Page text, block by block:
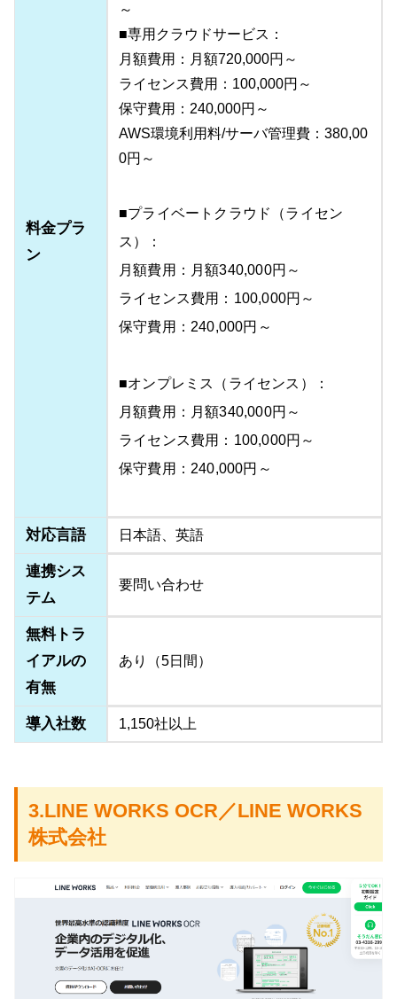
料金プラ
ン
～
■専用クラウドサービス：
月額費用：月額720,000円～
ライセンス費用：100,000円～
保守費用：240,000円～
AWS環境利用料/サーバ管理費：380,00
0円～
■プライベートクラウド（ライセン
ス）：
月額費用：月額340,000円～
ライセンス費用：100,000円～
保守費用：240,000円～
■オンプレミス（ライセンス）：
月額費用：月額340,000円～
ライセンス費用：100,000円～
保守費用：240,000円～
対応言語 日本語、英語
連携シス
テム
要問い合わせ
無料トラ
イアルの
有無
あり（5日間）
導入社数 1,150社以上
3.LINE WORKS OCR／LINE WORKS
株式会社